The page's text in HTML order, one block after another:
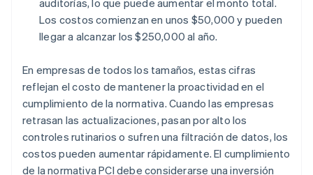
auditorías, lo que puede aumentar el monto total.
Los costos comienzan en unos $50,000 y pueden
llegar a alcanzar los $250,000 al año.
En empresas de todos los tamaños, estas cifras
reflejan el costo de mantener la proactividad en el
cumplimiento de la normativa. Cuando las empresas
retrasan las actualizaciones, pasan por alto los
controles rutinarios o sufren una filtración de datos, los
costos pueden aumentar rápidamente. El cumplimiento
de la normativa PCI debe considerarse una inversión